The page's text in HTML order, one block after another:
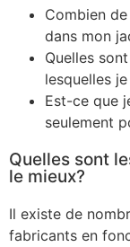
Combien
dans mon
Quelles
lesquelles
Est-ce que
seulement
Quelles sont
le mieux?
Il existe de
fabricants en